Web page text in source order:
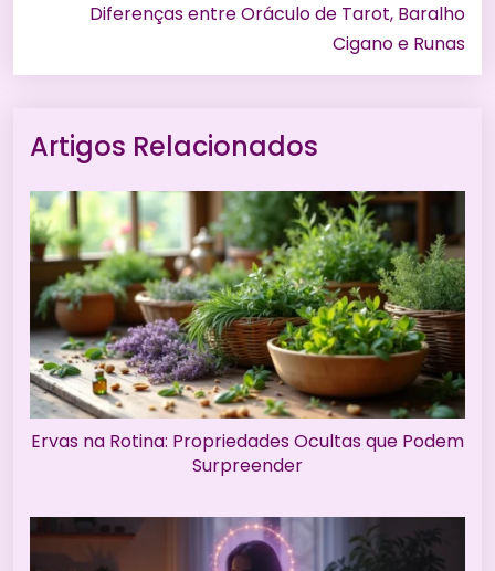
Diferenças entre Oráculo de Tarot, Baralho
Cigano e Runas
Artigos Relacionados
Ervas na Rotina: Propriedades Ocultas que Podem
Surpreender